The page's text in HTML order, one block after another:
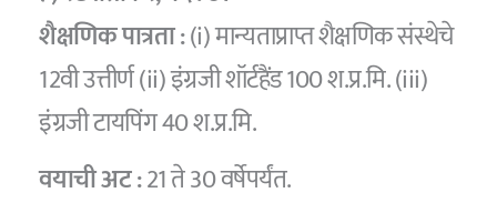
शैक्षणिक पात्रता :(i) मान्यताप्राप्त शैक्षणिक संस्थेचे
12वी उत्तीर्ण (ii) इंग्रजी शॉर्टहैंड 100 श.प्र.मि. (iii)
इंग्रजी टायपिंग 40 श.प्र.मि.
वयाची अट :21 ते 30 वर्षेपर्यंत.